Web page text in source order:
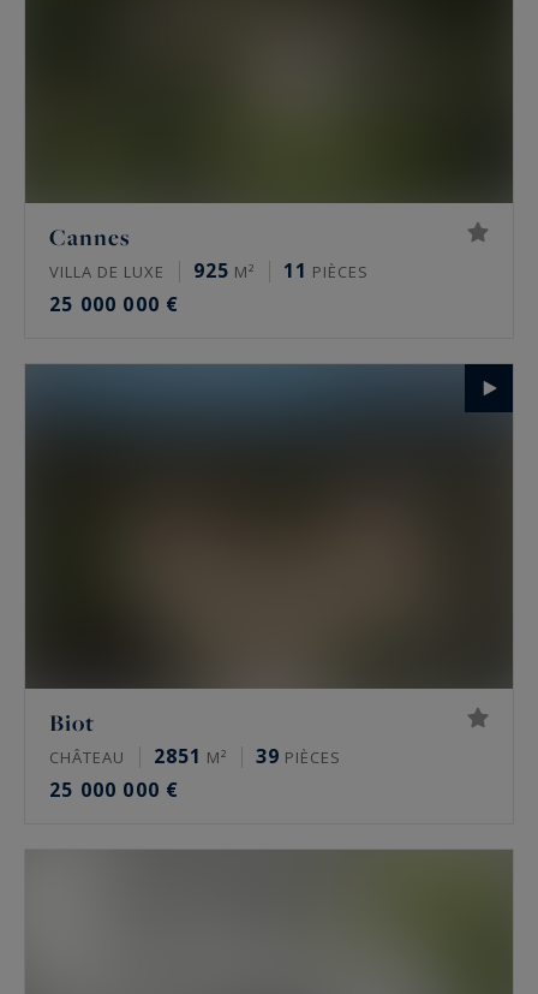
Cannes
VILLA DE LUXE 925 M² 11 PIÈCES
25 000 000 €
Biot
CHÂTEAU 2851 M² 39 PIÈCES
25 000 000 €